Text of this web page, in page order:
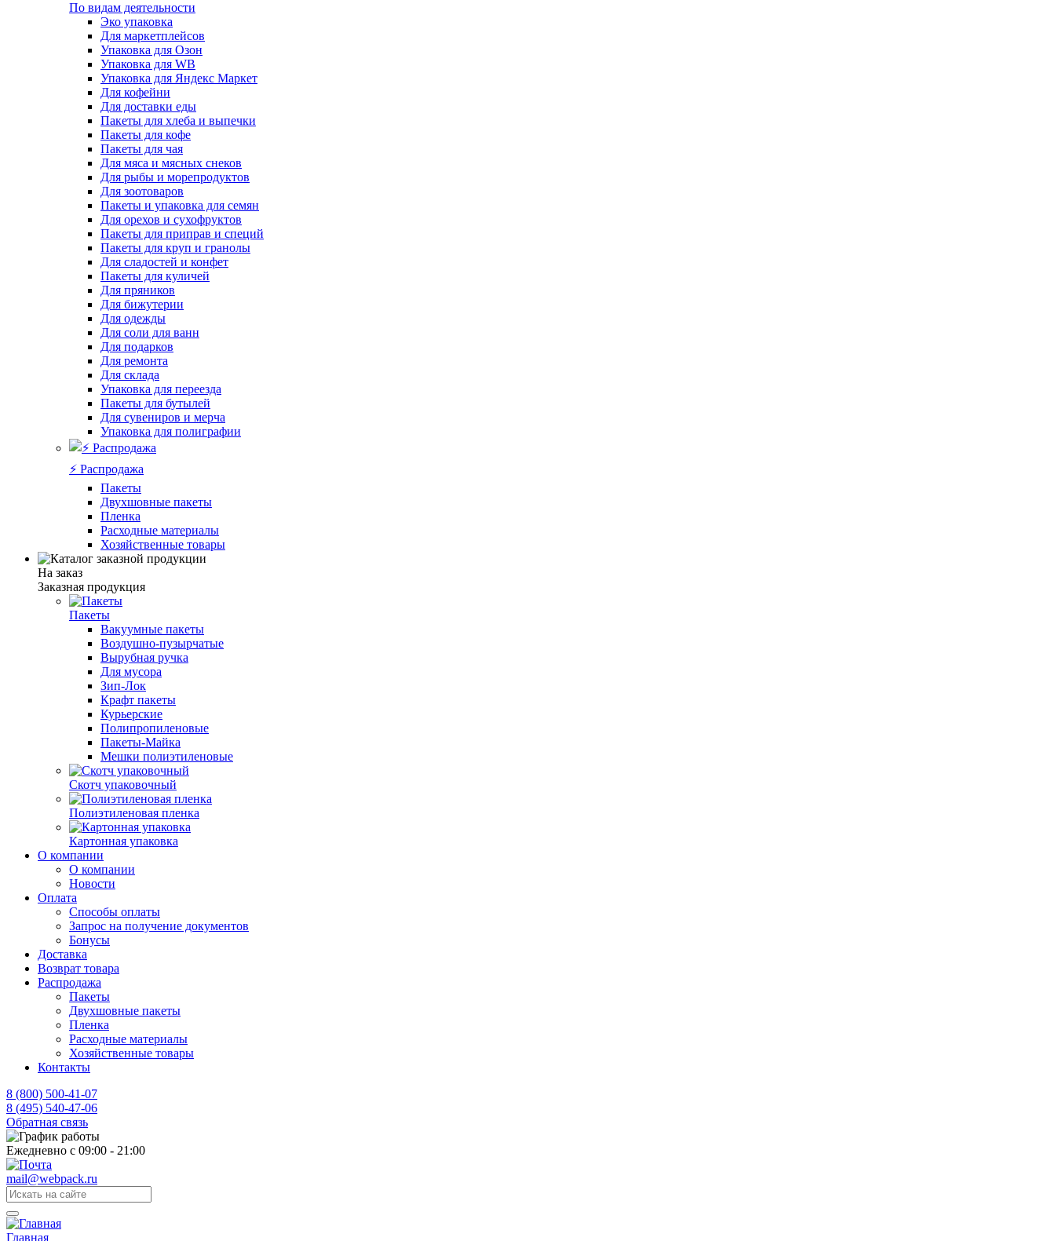
По видам деятельности
Эко упаковка
Для маркетплейсов
Упаковка для Озон
Упаковка для WB
Упаковка для Яндекс Маркет
Для кофейни
Для доставки еды
Пакеты для хлеба и выпечки
Пакеты для кофе
Пакеты для чая
Для мяса и мясных снеков
Для рыбы и морепродуктов
Для зоотоваров
Пакеты и упаковка для семян
Для орехов и сухофруктов
Пакеты для приправ и специй
Пакеты для круп и гранолы
Для сладостей и конфет
Пакеты для куличей
Для пряников
Для бижутерии
Для одежды
Для соли для ванн
Для подарков
Для ремонта
Для склада
Упаковка для переезда
Пакеты для бутылей
Для сувениров и мерча
Упаковка для полиграфии
⚡️ Распродажа
Пакеты
Двухшовные пакеты
Пленка
Расходные материалы
Хозяйственные товары
На заказ
Заказная продукция
Пакеты
Вакуумные пакеты
Воздушно-пузырчатые
Вырубная ручка
Для мусора
Зип-Лок
Крафт пакеты
Курьерские
Полипропиленовые
Пакеты-Майка
Мешки полиэтиленовые
Скотч упаковочный
Полиэтиленовая пленка
Картонная упаковка
О компании
О компании
Новости
Оплата
Способы оплаты
Запрос на получение документов
Бонусы
Доставка
Возврат товара
Распродажа
Пакеты
Двухшовные пакеты
Пленка
Расходные материалы
Хозяйственные товары
Контакты
8 (800) 500-41-07
8 (495) 540-47-06
Обратная связь
Ежедневно с 09:00 - 21:00
mail@webpack.ru
Главная